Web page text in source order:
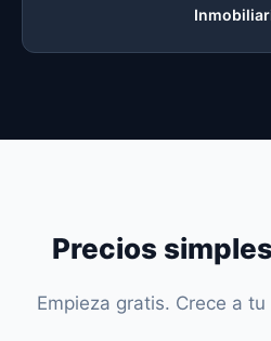
Precios
Empieza gratis. Crece a